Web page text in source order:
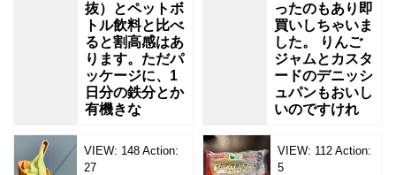
抜）とペットボ
トル飲料と比べ
ると割高感はあ
ります。ただパ
ッケージに、1
日分の鉄分とか
有機きな
ったのもあり即
買いしちゃいま
した。 りんご
ジャムとカスタ
ードのデニッシ
ュパンもおいし
いのですけれ
VIEW: 148 Action:
27
VIEW: 112 Action:
5